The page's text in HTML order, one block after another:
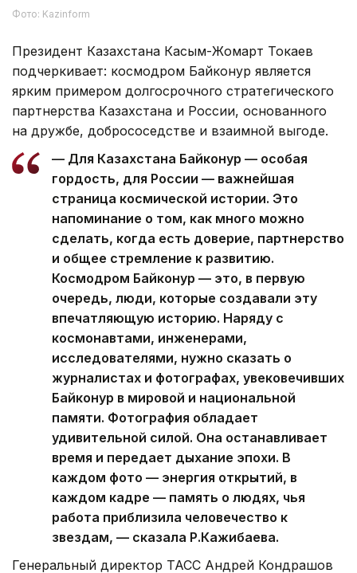
Фото: Kazinform
Президент Казахстана Касым-Жомарт Токаев
подчеркивает: космодром Байконур является
ярким примером долгосрочного стратегического
партнерства Казахстана и России, основанного
на дружбе, добрососедстве и взаимной выгоде.
— Для Казахстана Байконур — особая
гордость, для России — важнейшая
страница космической истории. Это
напоминание о том, как много можно
сделать, когда есть доверие, партнерство
и общее стремление к развитию.
Космодром Байконур — это, в первую
очередь, люди, которые создавали эту
впечатляющую историю. Наряду с
космонавтами, инженерами,
исследователями, нужно сказать о
журналистах и фотографах, увековечивших
Байконур в мировой и национальной
памяти. Фотография обладает
удивительной силой. Она останавливает
время и передает дыхание эпохи. В
каждом фото — энергия открытий, в
каждом кадре — память о людях, чья
работа приблизила человечество к
звездам, — сказала Р.Кажибаева.
Генеральный директор ТАСС Андрей Кондрашов